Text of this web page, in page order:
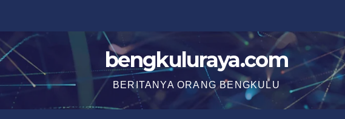
bengkuluraya.com
BERITANYA ORANG BENGKULU